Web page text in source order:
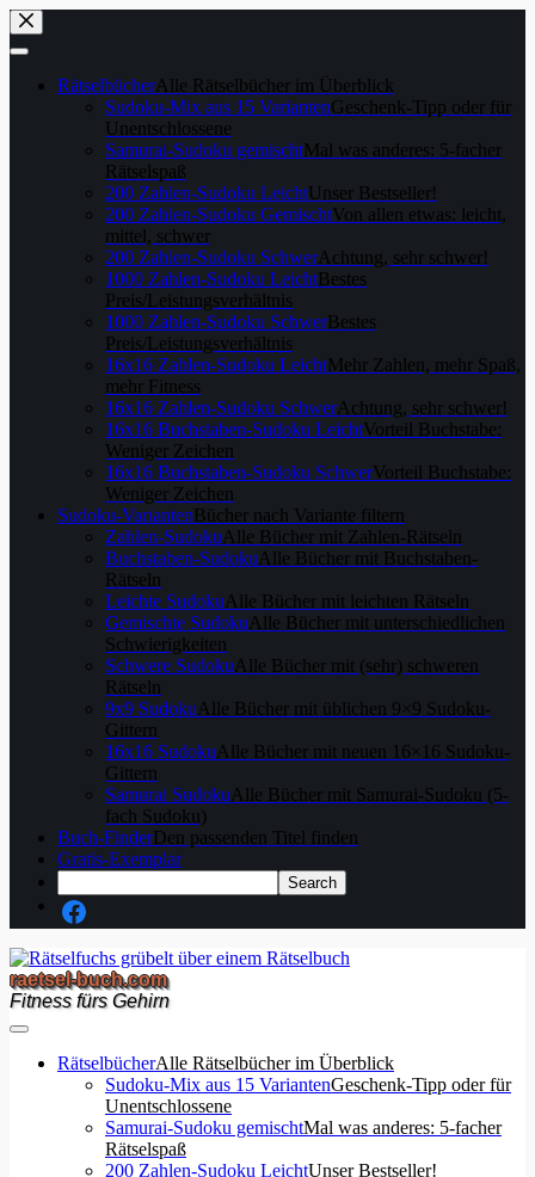
Skip
to
content
RätselbücherAlle Rätselbücher im Überblick
Sudoku-Mix aus 15 VariantenGeschenk-Tipp oder für
Unentschlossene
Samurai-Sudoku gemischtMal was anderes: 5-facher
Rätselspaß
200 Zahlen-Sudoku LeichtUnser Bestseller!
200 Zahlen-Sudoku GemischtVon allen etwas: leicht,
mittel, schwer
200 Zahlen-Sudoku SchwerAchtung, sehr schwer!
1000 Zahlen-Sudoku LeichtBestes
Preis/Leistungsverhältnis
1000 Zahlen-Sudoku SchwerBestes
Preis/Leistungsverhältnis
16x16 Zahlen-Sudoku LeichtMehr Zahlen, mehr Spaß,
mehr Fitness
16x16 Zahlen-Sudoku SchwerAchtung, sehr schwer!
16x16 Buchstaben-Sudoku LeichtVorteil Buchstabe:
Weniger Zeichen
16x16 Buchstaben-Sudoku SchwerVorteil Buchstabe:
Weniger Zeichen
Sudoku-VariantenBücher nach Variante filtern
Zahlen-Sudoku Alle Bücher mit Zahlen-Rätseln
Buchstaben-Sudoku Alle Bücher mit Buchstaben-
Rätseln
Leichte Sudoku Alle Bücher mit leichten Rätseln
Gemischte Sudoku Alle Bücher mit unterschiedlichen
Schwierigkeiten
Schwere Sudoku Alle Bücher mit (sehr) schweren
Rätseln
9x9 Sudoku Alle Bücher mit üblichen 9×9 Sudoku-
Gittern
16x16 Sudoku Alle Bücher mit neuen 16×16 Sudoku-
Gittern
Samurai Sudoku Alle Bücher mit Samurai-Sudoku (5-
fach Sudoku)
Buch-FinderDen passenden Titel finden
Gratis-Exemplar
raetsel-buch.com
Fitness fürs Gehirn
RätselbücherAlle Rätselbücher im Überblick
Sudoku-Mix aus 15 VariantenGeschenk-Tipp oder für
Unentschlossene
Samurai-Sudoku gemischtMal was anderes: 5-facher
Rätselspaß
200 Zahlen-Sudoku LeichtUnser Bestseller!